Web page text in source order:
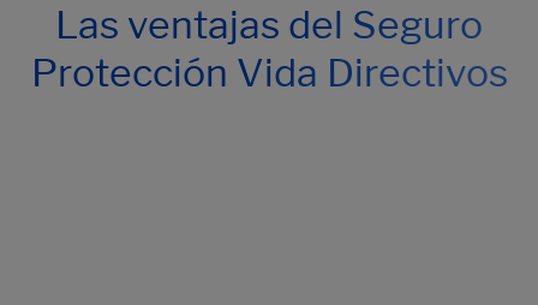
Las ventajas del Seguro
Protección Vida Directivos